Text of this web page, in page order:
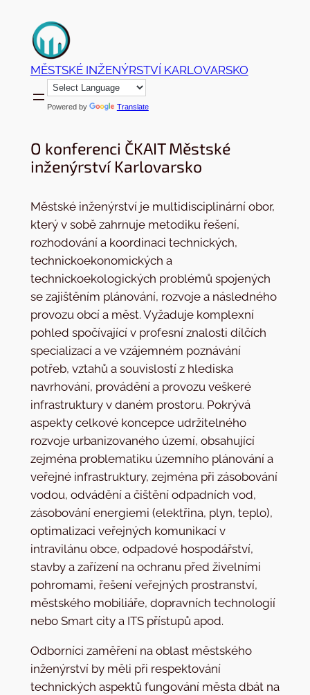
obsah
MĚSTSKÉ INŽENÝRSTVÍ KARLOVARSKO
Powered by Translate
O konferenci ČKAIT Městské
inženýrství Karlovarsko
Městské inženýrství je multidisciplinární obor,
který v sobě zahrnuje metodiku řešení,
rozhodování a koordinaci technických,
technickoekonomických a
technickoekologických problémů spojených
se zajištěním plánování, rozvoje a následného
provozu obcí a měst. Vyžaduje komplexní
pohled spočívající v profesní znalosti dílčích
specializací a ve vzájemném poznávání
potřeb, vztahů a souvislostí z hlediska
navrhování, provádění a provozu veškeré
infrastruktury v daném prostoru. Pokrývá
aspekty celkové koncepce udržitelného
rozvoje urbanizovaného území, obsahující
zejména problematiku územního plánování a
veřejné infrastruktury, zejména při zásobování
vodou, odvádění a čištění odpadních vod,
zásobování energiemi (elektřina, plyn, teplo),
optimalizaci veřejných komunikací v
intravilánu obce, odpadové hospodářství,
stavby a zařízení na ochranu před živelními
pohromami, řešení veřejných prostranství,
městského mobiliáře, dopravních technologií
nebo Smart city a ITS přístupů apod.
Odborníci zaměření na oblast městského
inženýrství by měli při respektování
technických aspektů fungování města dbát na